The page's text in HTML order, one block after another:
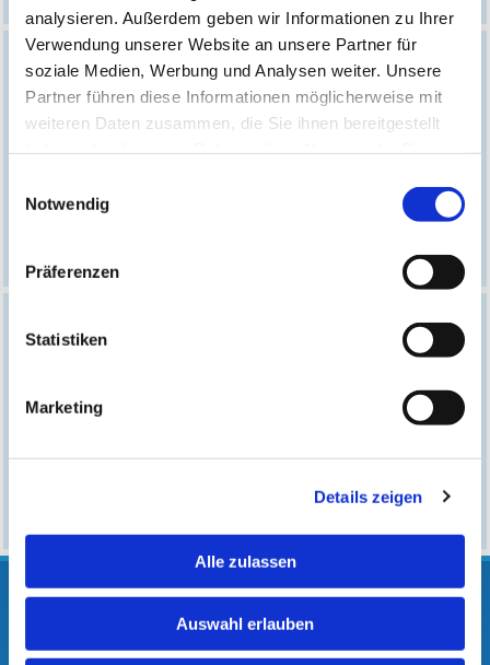
analysieren. Außerdem geben wir Informationen zu Ihrer
Verwendung unserer Website an unsere Partner für
soziale Medien, Werbung und Analysen weiter. Unsere
Partner führen diese Informationen möglicherweise mit
weiteren Daten zusammen, die Sie ihnen bereitgestellt
Notwendig
Präferenzen
Statistiken
Marketing
Details zeigen
Alle zulassen
Auswahl erlauben

Qualitätsgarantie